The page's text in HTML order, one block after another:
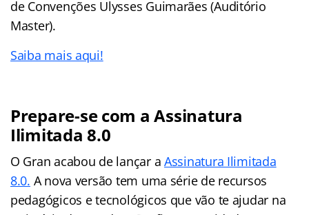
de Convenções Ulysses Guimarães (Auditório
Master).
Saiba mais aqui!
Prepare-se com a Assinatura
Ilimitada 8.0
O Gran acabou de lançar a Assinatura Ilimitada
8.0. A nova versão tem uma série de recursos
pedagógicos e tecnológicos que vão te ajudar na